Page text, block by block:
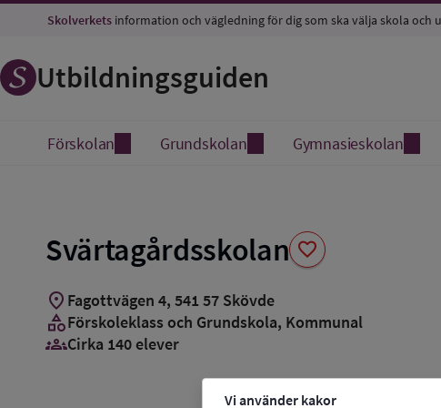
Vi använder kakor
Skolverkets information och vägledning för dig som ska välja skola och
Utbildningsguiden
Förskolan Grundskolan Gymnasieskolan
Svärtagårdsskolan favorite
Spara
location_on Fagottvägen 4, 54157 Skövde
categoryFörskoleklass och Grundskola, Kommunal
groups_3Cirka 140 elever